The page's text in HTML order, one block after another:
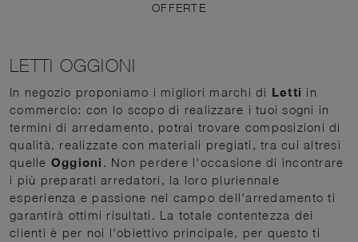
OFFERTE
LETTI OGGIONI
In negozio proponiamo i migliori marchi di Letti in
commercio: con lo scopo di realizzare i tuoi sogni in
termini di arredamento, potrai trovare composizioni di
qualità, realizzate con materiali pregiati, tra cui altresì
quelle Oggioni . Non perdere l'occasione di incontrare
i più preparati arredatori, la loro pluriennale
esperienza e passione nel campo dell'arredamento ti
garantirà ottimi risultati. La totale contentezza dei
clienti è per noi l'obiettivo principale, per questo ti